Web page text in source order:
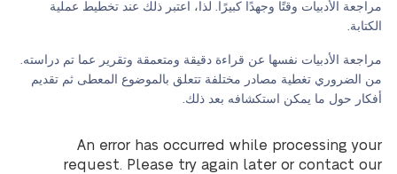
مراجعة الأدبيات وقتًا وجهدًا كبيرًا. لذا، اعتبر ذلك عند تخطيط عملية
الكتابة.
مراجعة الأدبيات نفسها عن قراءة دقيقة ومتعمقة وتقرير عما تم دراسته.
من الضروري تغطية مصادر مختلفة تتعلق بالموضوع المعطى ثم تقديم
أفكار حول ما يمكن استكشافه بعد ذلك.
An error has occurred while processing your
request. Please try again later or contact our